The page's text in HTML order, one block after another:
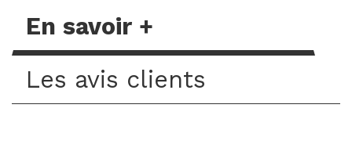
En savoir +
Les avis clients